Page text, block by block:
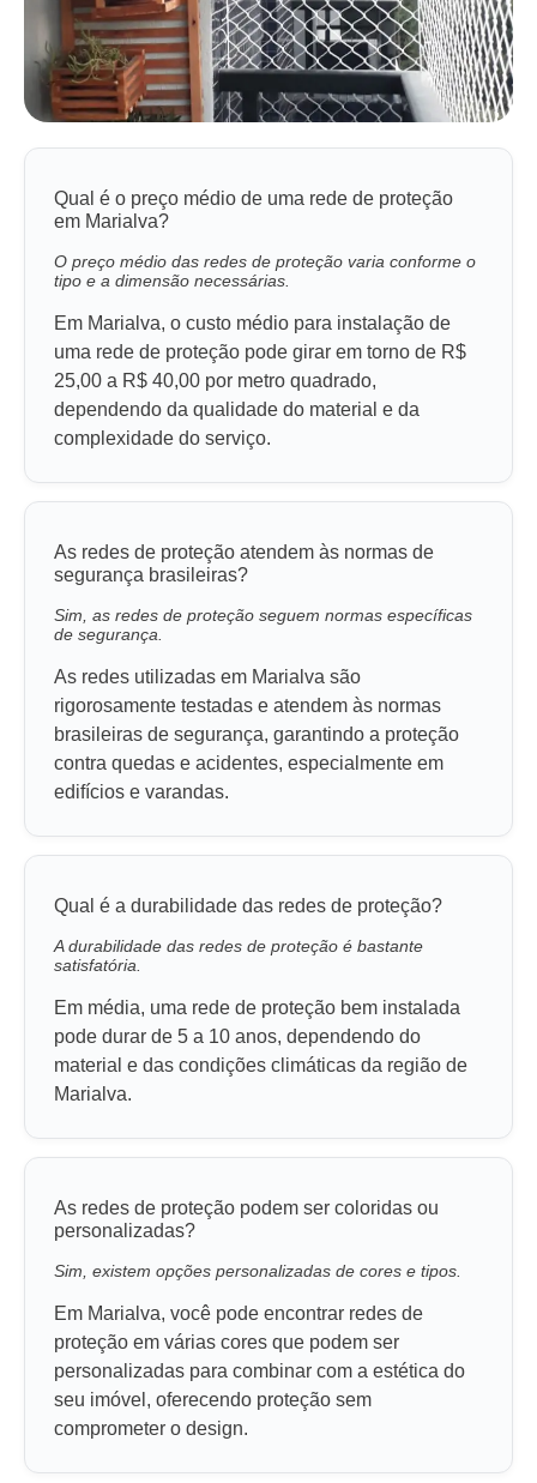
Qual é o preço médio de uma rede de proteção
em Marialva?
O preço médio das redes de proteção varia conforme o
tipo e a dimensão necessárias.
Em Marialva, o custo médio para instalação de
uma rede de proteção pode girar em torno de R$
25,00 a R$ 40,00 por metro quadrado,
dependendo da qualidade do material e da
complexidade do serviço.
As redes de proteção atendem às normas de
segurança brasileiras?
Sim, as redes de proteção seguem normas específicas
de segurança.
As redes utilizadas em Marialva são
rigorosamente testadas e atendem às normas
brasileiras de segurança, garantindo a proteção
contra quedas e acidentes, especialmente em
edifícios e varandas.
Qual é a durabilidade das redes de proteção?
A durabilidade das redes de proteção é bastante
satisfatória.
Em média, uma rede de proteção bem instalada
pode durar de 5 a 10 anos, dependendo do
material e das condições climáticas da região de
Marialva.
As redes de proteção podem ser coloridas ou
personalizadas?
Sim, existem opções personalizadas de cores e tipos.
Em Marialva, você pode encontrar redes de
proteção em várias cores que podem ser
personalizadas para combinar com a estética do
seu imóvel, oferecendo proteção sem
comprometer o design.